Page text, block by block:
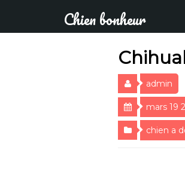
Chien bonheur
admin
mars 19
chien a